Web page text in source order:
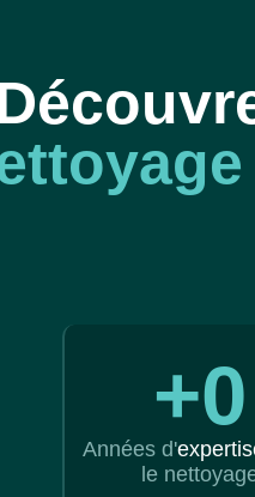
+0
Années d'
le